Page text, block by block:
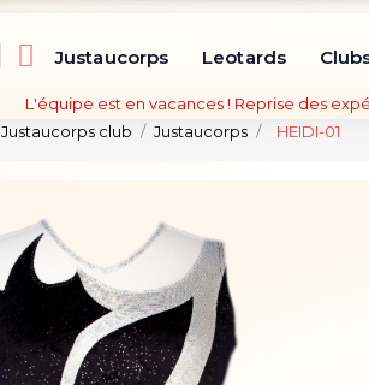
Justaucorps Leotards
L'équipe est en vacances ! Reprise des
Justaucorps club Justaucorps HEIDI-01